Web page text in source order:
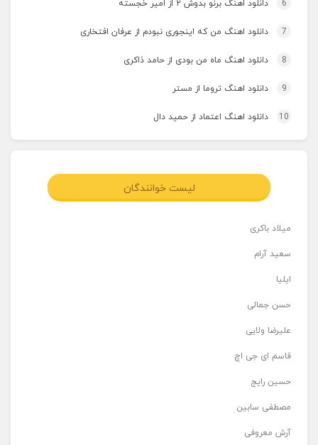
6 دانلود اهنگ برنو بدوش ۲ از امیر خجسته
7 دانلود اهنگ من که اینجوری نبودم از عرفان افتخاری
8 دانلود اهنگ ماه من بودی از حامد ذاکری
9 دانلود اهنگ تروما از مستر
10 دانلود اهنگ اعتماد از حمید دال
لیست خوانندگان
میلاد باکری
سعید آرام
ایلیا
حسن جمالی
علیرضا ولایی
قاسم ای جی اچ
حسین رایج
مصطفی سابین
آرش معروفی